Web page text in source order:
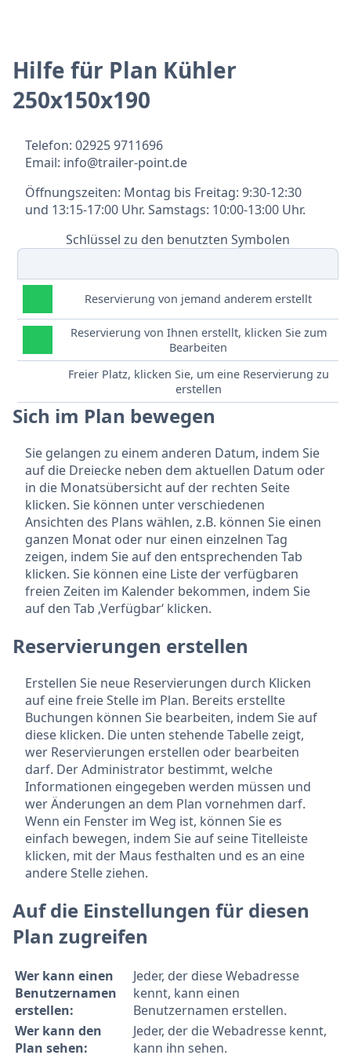
Hilfe für Plan Kühler
250x150x190
Telefon: 02925 9711696
Email: info@trailer-point.de
Öffnungszeiten: Montag bis Freitag: 9:30-12:30
und 13:15-17:00 Uhr. Samstags: 10:00-13:00 Uhr.
Schlüssel zu den benutzten Symbolen
Reservierung von jemand anderem erstellt
Reservierung von Ihnen erstellt, klicken Sie zum
Bearbeiten
Freier Platz, klicken Sie, um eine Reservierung zu
erstellen
Sich im Plan bewegen
Sie gelangen zu einem anderen Datum, indem Sie
auf die Dreiecke neben dem aktuellen Datum oder
in die Monatsübersicht auf der rechten Seite
klicken. Sie können unter verschiedenen
Ansichten des Plans wählen, z.B. können Sie einen
ganzen Monat oder nur einen einzelnen Tag
zeigen, indem Sie auf den entsprechenden Tab
klicken. Sie können eine Liste der verfügbaren
freien Zeiten im Kalender bekommen, indem Sie
auf den Tab ‚Verfügbar‘ klicken.
Reservierungen erstellen
Erstellen Sie neue Reservierungen durch Klicken
auf eine freie Stelle im Plan. Bereits erstellte
Buchungen können Sie bearbeiten, indem Sie auf
diese klicken. Die unten stehende Tabelle zeigt,
wer Reservierungen erstellen oder bearbeiten
darf. Der Administrator bestimmt, welche
Informationen eingegeben werden müssen und
wer Änderungen an dem Plan vornehmen darf.
Wenn ein Fenster im Weg ist, können Sie es
einfach bewegen, indem Sie auf seine Titelleiste
klicken, mit der Maus festhalten und es an eine
andere Stelle ziehen.
Auf die Einstellungen für diesen
Plan zugreifen
Wer kann einen
Benutzernamen
erstellen:
Jeder, der diese Webadresse
kennt, kann einen
Benutzernamen erstellen.
Wer kann den
Plan sehen:
Jeder, der die Webadresse kennt,
kann ihn sehen.